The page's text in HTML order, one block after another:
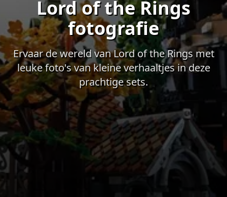
Lord of the Rings
fotografie
Ervaar de wereld van Lord of the Rings met
leuke foto's van kleine verhaaltjes in deze
prachtige sets.